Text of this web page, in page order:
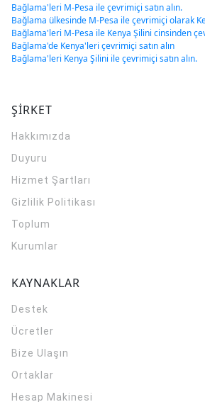
Bağlama'leri M-Pesa ile çevrimiçi satın alın.
Bağlama ülkesinde M-Pesa ile çevrimiçi olarak
Bağlama'leri M-Pesa ile Kenya Şilini cinsinden
Bağlama'de Kenya'leri çevrimiçi satın alın
Bağlama'leri Kenya Şilini ile çevrimiçi satın alın.
ŞİRKET
Hakkımızda
Duyuru
Hizmet Şartları
Gizlilik Politikası
Toplum
Kurumlar
KAYNAKLAR
Destek
Ücretler
Bize Ulaşın
Ortaklar
Hesap Makinesi